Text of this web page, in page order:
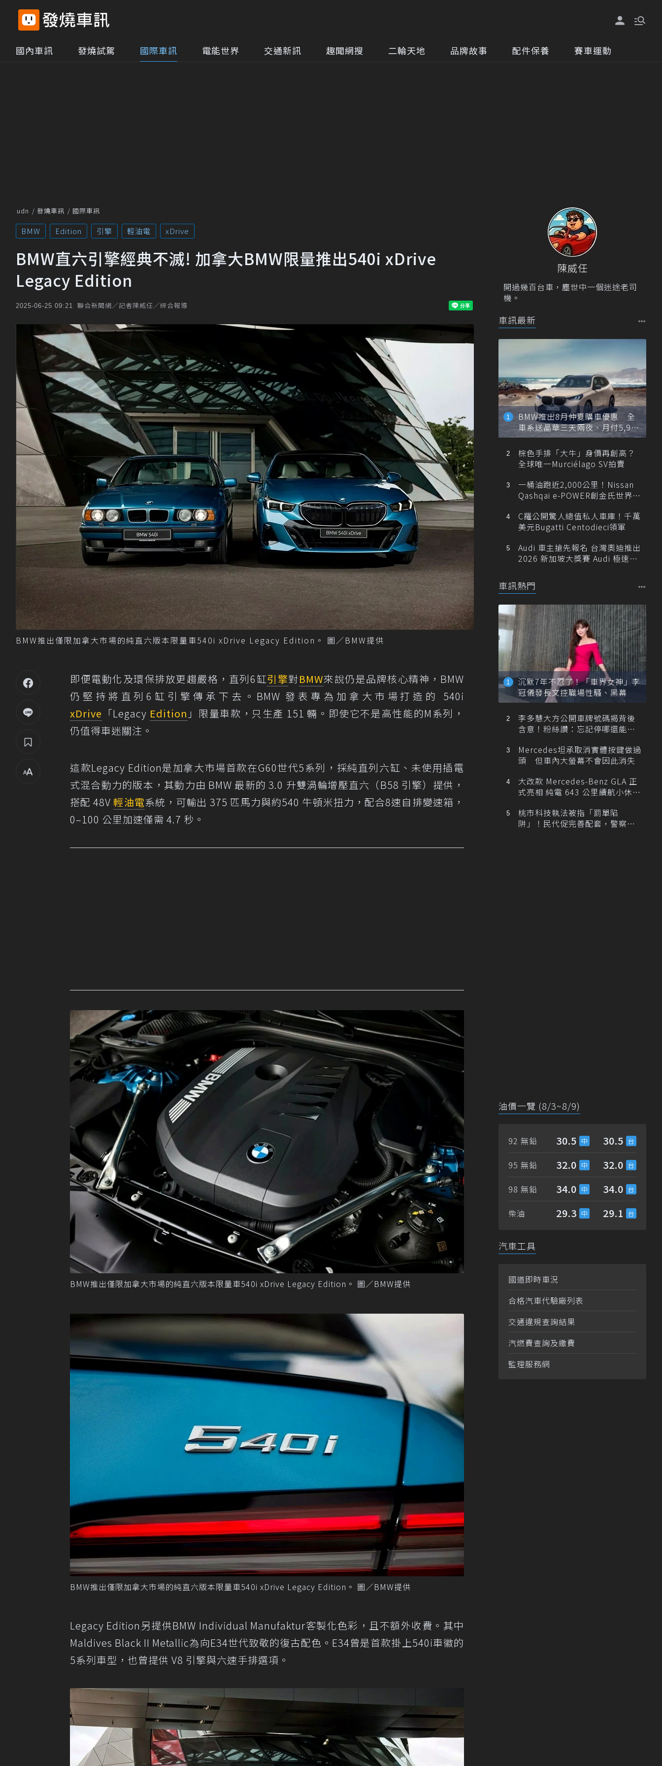
國內車訊 發燒試駕 國際車訊 電能世界 交通新訊 趣聞網搜 二輪天地 品牌故事 配件保養 賽車運動
udn 發燒車訊 國際車訊
BMW Edition 引擎 輕油電 xDrive
BMW直六引擎經典不滅! 加拿大BMW限量推出540i xDrive
Legacy Edition
2025-06-25 09:21 聯合新聞網／記者陳威任／綜合報導
BMW推出僅限加拿大市場的純直六版本限量車540i xDrive Legacy Edition。 圖／BMW提供
即便電動化及環保排放更趨嚴格，直列6缸引擎對BMW來說仍是品牌核心精神，BMW
仍堅持將直列6缸引擎傳承下去。BMW 發表專為加拿大市場打造的 540i
xDrive 「Legacy Edition 」限量車款，只生產 151 輛。即使它不是高性能的M系列，
仍值得車迷關注。
這款Legacy Edition是加拿大市場首款在G60世代5系列，採純直列六缸、未使用插電
式混合動力的版本，其動力由 BMW 最新的 3.0 升雙渦輪增壓直六（B58 引擎）提供，
搭配 48V輕油電系統，可輸出 375 匹馬力與約540 牛頓米扭力，配合8速自排變速箱，
0–100 公里加速僅需 4.7 秒。
BMW推出僅限加拿大市場的純直六版本限量車540i xDrive Legacy Edition。 圖／BMW提供
BMW推出僅限加拿大市場的純直六版本限量車540i xDrive Legacy Edition。 圖／BMW提供
Legacy Edition另提供BMW Individual Manufaktur客製化色彩，且不額外收費。其中
Maldives Black II Metallic為向E34世代致敬的復古配色。E34曾是首款掛上540i車徽的
5系列車型，也曾提供 V8 引擎與六速手排選項。
陳威任
開過幾百台車，塵世中一個迷途老司
機。
車訊最新
BMW推出8月仲夏購車優惠 全
車系送晶華三天兩夜、月付5,900
元起
棕色手排「大牛」身價再創高？
全球唯一Murciélago SV拍賣
一桶油跑近2,000公里！Nissan
Qashqai e-POWER創金氏世界紀
C羅公開驚人總值私人車庫！千萬
美元Bugatti Centodieci領軍
Audi 車主搶先報名 台灣奧迪推出
2026 新加坡大獎賽 Audi 極速之
車訊熱門
沉默7年不忍了！「車界女神」李
冠儀發長文控職場性騷、黑幕
李多慧大方公開車牌號碼揭背後
含意！粉絲讚：忘記停哪還能幫
Mercedes坦承取消實體按鍵做過
頭 但車內大螢幕不會因此消失
大改款 Mercedes-Benz GLA 正
式亮相 純電 643 公里續航小休
桃市科技執法被指「罰單陷
阱」！民代促完善配套，警察局
油價一覽 (8/3~8/9)
92 無鉛 30.5 30.5
95 無鉛 32.0 32.0
98 無鉛 34.0 34.0
柴油 29.3 29.1
汽車工具
國道即時車況
合格汽車代驗廠列表
交通違規查詢結果
汽燃費查詢及繳費
監理服務網